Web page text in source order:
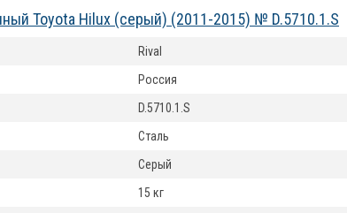
Toyota Hilux (серый) (2011-2015) № D.5710.1.S
Rival
Россия
D.5710.1.S
Сталь
Серый
15 кг